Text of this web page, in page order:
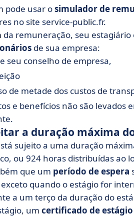
pode usar osimulador de
no site service-public.fr.
da remuneração, seu
de sua empresa:
seu conselho de empresa,
de metade dos custos de
e benefícios não são levados
a duração máxima
sujeito a uma duração
ou 924 horas distribuídas ao
que um período de espera
quando o estágio for
a um terço da duração do
um certificado de estágio